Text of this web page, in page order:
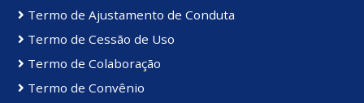
Termo de Ajustamento de Conduta
Termo de Cessão de Uso
Termo de Colaboração
Termo de Convênio